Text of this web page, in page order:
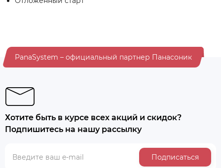
PanaSystem – официальный партнер Панасоник
Хотите быть в курсе всех акций и скидок?
Подпишитесь на нашу рассылку
Подписаться